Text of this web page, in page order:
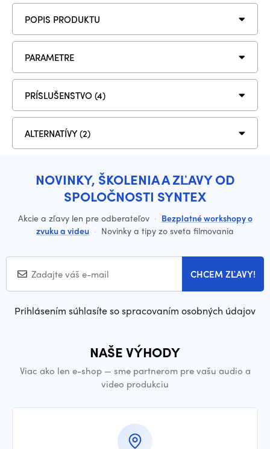
POPIS PRODUKTU
PARAMETRE
PRÍSLUŠENSTVO (4)
ALTERNATÍVY (2)
NOVINKY, ŠKOLENIA A ZĽAVY OD
SPOLOČNOSTI SYNTEX
Akcie a zľavy len pre odberateľov · Bezplatné workshopy o
zvuku a videu · Novinky a tipy zo sveta filmovania
CHCEM ZĽAVY!
Prihlásením súhlasíte so spracovaním osobných údajov
NAŠE VÝHODY
Viac ako len e-shop — sme partnerom pre vašu audio a
video produkciu